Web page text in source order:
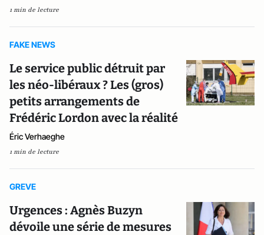
1 min de lecture
FAKE NEWS
Le service public détruit par
les néo-libéraux ? Les (gros)
petits arrangements de
Frédéric Lordon avec la réalité
Éric Verhaeghe
1 min de lecture
GREVE
Urgences : Agnès Buzyn
dévoile une série de mesures